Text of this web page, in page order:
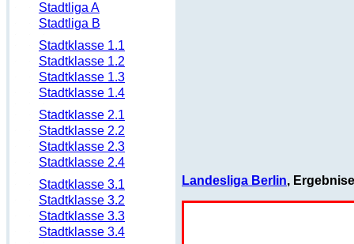
Stadtliga A
Stadtliga B
Stadtklasse 1.1
Stadtklasse 1.2
Stadtklasse 1.3
Stadtklasse 1.4
Stadtklasse 2.1
Stadtklasse 2.2
Stadtklasse 2.3
Stadtklasse 2.4
Stadtklasse 3.1
Stadtklasse 3.2
Stadtklasse 3.3
Stadtklasse 3.4
Landesliga Berlin,